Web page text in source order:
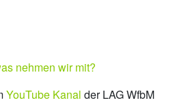
nehmen wir mit?
YouTube Kanal der LAG WfbM